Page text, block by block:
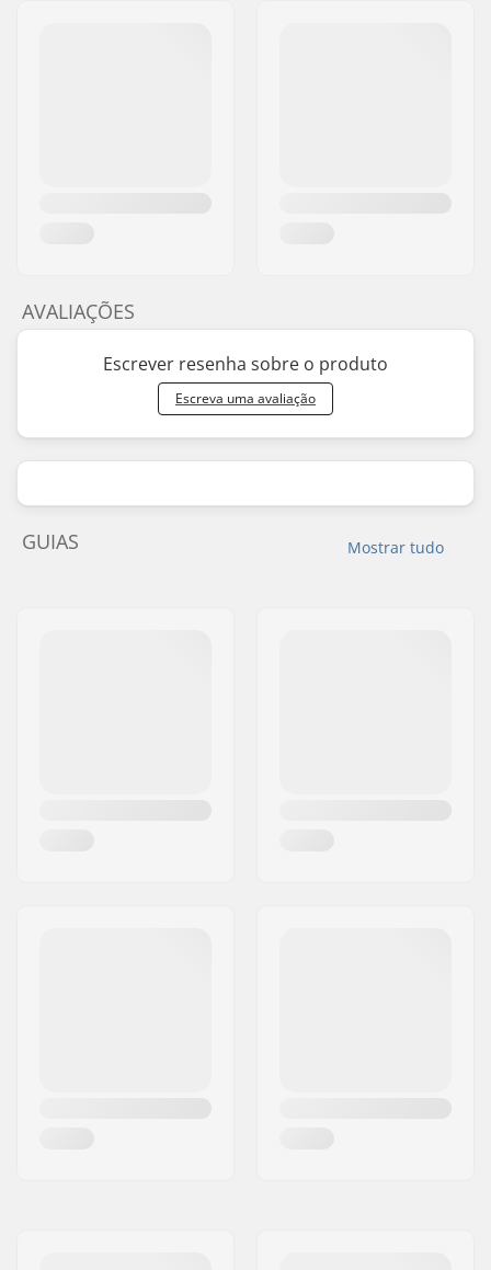
AVALIAÇÕES
Escrever resenha sobre o produto
Escreva uma avaliação
Mostrar tudo
GUIAS